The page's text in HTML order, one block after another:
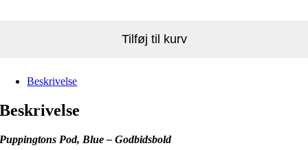
Tilføj til kurv
Beskrivelse
Beskrivelse
Puppingtons Pod, Blue – Godbidsbold